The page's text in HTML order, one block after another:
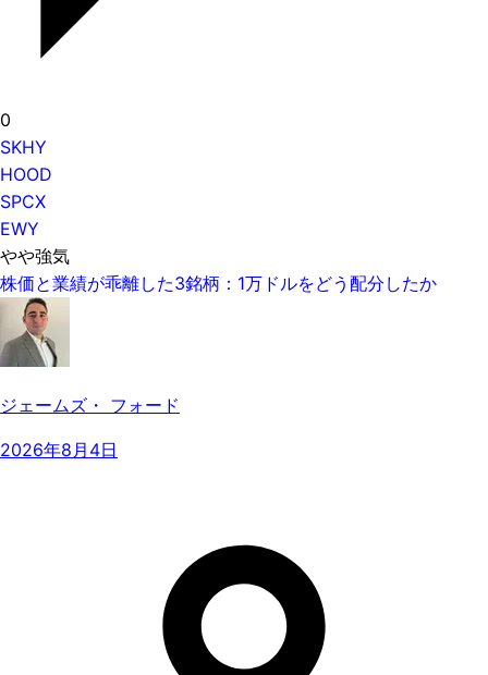
0
SKHY
HOOD
SPCX
EWY
やや強気
株価と業績が乖離した3銘柄：1万ドルをどう配分したか
ジェームズ・ フォード
2026年8月4日